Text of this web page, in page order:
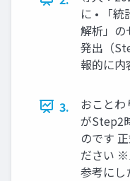
に • 「
解析」の
発出（
報的に内
3.
おことわ
がStep2
のです
ださい ※
参考にし